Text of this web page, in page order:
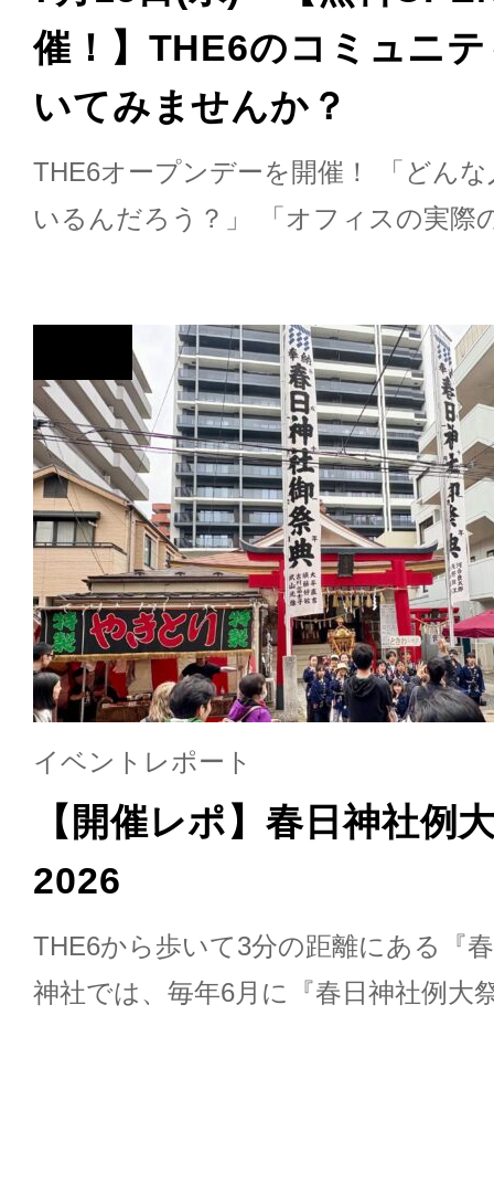
催！】THE6のコミュニ
いてみませんか？
THE6オープンデーを開催！ 「どん
いるんだろう？」 「オフィスの実際
イベントレポート
【開催レポ】春日神社
2026
THE6から歩いて3分の距離にある『
神社では、毎年6月に『春日神社例大